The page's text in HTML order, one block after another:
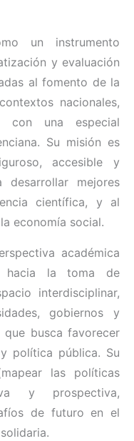
un instrumento
y evaluación
al fomento de la
nacionales,
con una especial
Su misión es
accesible y
mejores
científica, y al
economía social.
académica
hacia la toma de
interdisciplinar,
gobiernos y
busca favorecer
política pública. Su
las políticas
y prospectiva,
de futuro en el